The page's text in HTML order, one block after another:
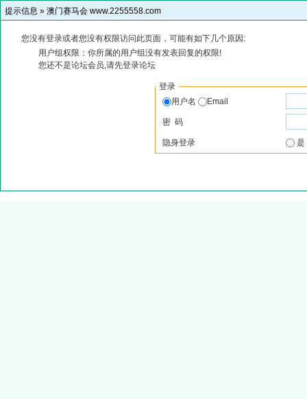
提示信息 » 澳门赛马会 www.2255558.com
您没有登录或者您没有权限访问此页面，可能有如下几个原因:
用户组权限：你所属的用户组没有发表回复的权限!
您还不是论坛会员,请先登录论坛
登录
用户名
Email
密 码
隐身登录